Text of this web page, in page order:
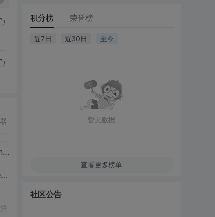
器
长沙红胖子Qt·西安（长沙创微智科）博文大全：开发技术集合（包含Qt实用技术、树莓派、三维、OpenCV、OpenGL、ffmpeg、OSG、单片机、软硬结合等等）持续更新中...
积分榜 荣誉榜
近7日 近30日 至今
暂无数据
查看更多榜单
社区公告